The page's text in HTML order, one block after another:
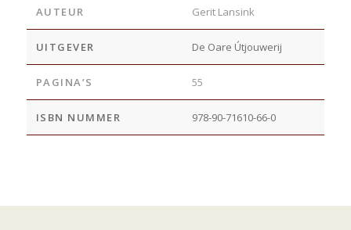
AUTEUR Gerit Lansink
UITGEVER De Oare Útjouwerij
PAGINA’S 55
ISBN NUMMER 978-90-71610-66-0